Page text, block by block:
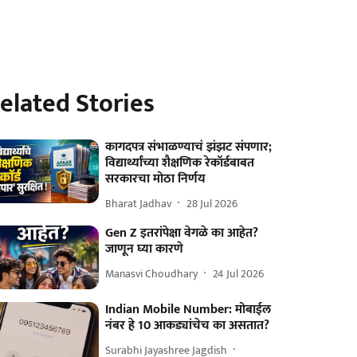
Stories
कागदपत्र संभाळण्याचं झंझट संपणार;
विद्यार्थ्यांच्या शैक्षणिक रेकॉर्डबाबत
सरकारचा मोठा निर्णय
Bharat Jadhav 28 Jul 2026
Gen Z इतरांपेक्षा वेगळे का आहेत?
जाणून घ्या कारणे
Manasvi Choudhary 24 Jul 2026
Indian Mobile Number: मोबाईल
नंबर हे 10 आकड्यांचेच का असतात?
Surabhi Jayashree Jagdish